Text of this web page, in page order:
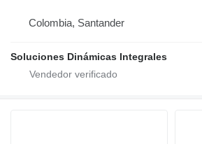
Colombia, Santander
Soluciones Dinámicas Integrales